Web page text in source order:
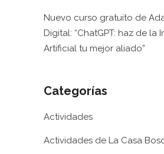
Nuevo curso gratuito de
Digital: “ChatGPT: haz de la
Artificial tu mejor aliado”
Categorías
Actividades
Actividades de La Casa